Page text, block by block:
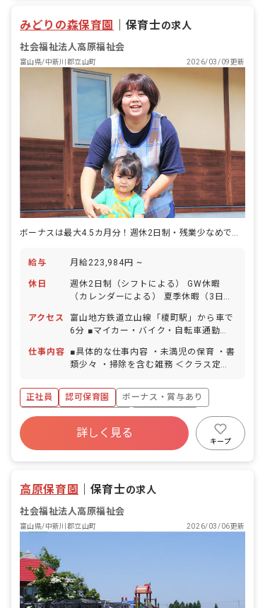
します。 ■モットー 0歳から10歳まで、
ぬくもりの教育・保育で心豊かに・・・
みどりの森保育園 保育士の求人
社会福祉法人高原福祉会
富山県/中新川郡立山町 2026/03/09更新
ボーナスは最大4.5カ月分！週休2日制・残業少なめで公私ともに充実
給与 月給223,984円 ~
休日
週休2日制（シフトによる） GW休暇
（カレンダーによる） 夏季休暇（3日
（取得率100％／半日単位での取得可／
5日以上の連休可） 慶弔休暇 産前産後・
育児休暇（取得率・復帰率ともに
100％） 介護・看護休暇 ※年間休日104
を概ね月1回で分配しており、お休みが
取りやすいように配慮しています。予め
アクセス
富山地方鉄道立山線「榎町駅」から車で
6分 ■マイカー・バイク・自転車通勤
きな川が流れており、周囲を畑に囲まれ
ているので気軽に自然と触れ合うことが
仕事内容
■具体的な仕事内容 ・未満児の保育 ・書
類少々 ・掃除を含む雑務 ＜クラス定員
ラス 12名／職員3名 2歳児クラス 27
名／職員6名 3歳児クラス 25名／職員2
名 4歳児クラス 25名／職員2名 5歳児
クラス 24名／職員2名 ■教育・保育理
念 高原福祉会は、入所する児童の最善の
します。 ■モットー 0歳から10歳まで、
ぬくもりの教育・保育で心豊かに・・・
正社員 認可保育園
ボーナス・賞与あり
寮・住宅・家賃補助あり
社会保険完備
退職金制度
残業少なめ
詳しく見る
キープ
高原保育園 保育士の求人
社会福祉法人高原福祉会
富山県/中新川郡立山町 2026/03/06更新